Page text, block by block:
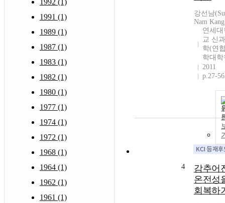
1992 (1)
1991 (1)
1989 (1)
1987 (1)
1983 (1)
1982 (1)
1980 (1)
1977 (1)
1974 (1)
1972 (1)
1968 (1)
1964 (1)
1962 (1)
1961 (1)
강선남
Nam
연세대
교 신
학(연
학대
2011
p.27-56
4
감추어
온전성
회복하